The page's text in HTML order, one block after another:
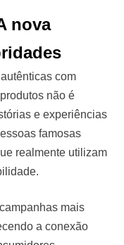
nova
com
não é
e experiências
famosas
realmente utilizam
mais
a conexão